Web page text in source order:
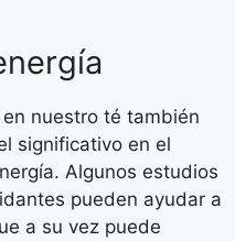
nuestro té también
significativo en el
Algunos estudios
pueden ayudar a
a su vez puede